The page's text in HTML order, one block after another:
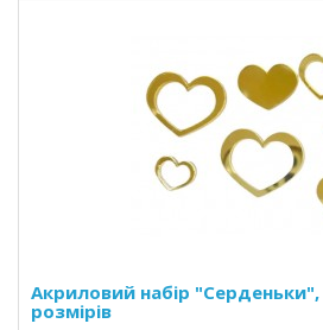
Акриловий набір "Серденьки",
розмірів